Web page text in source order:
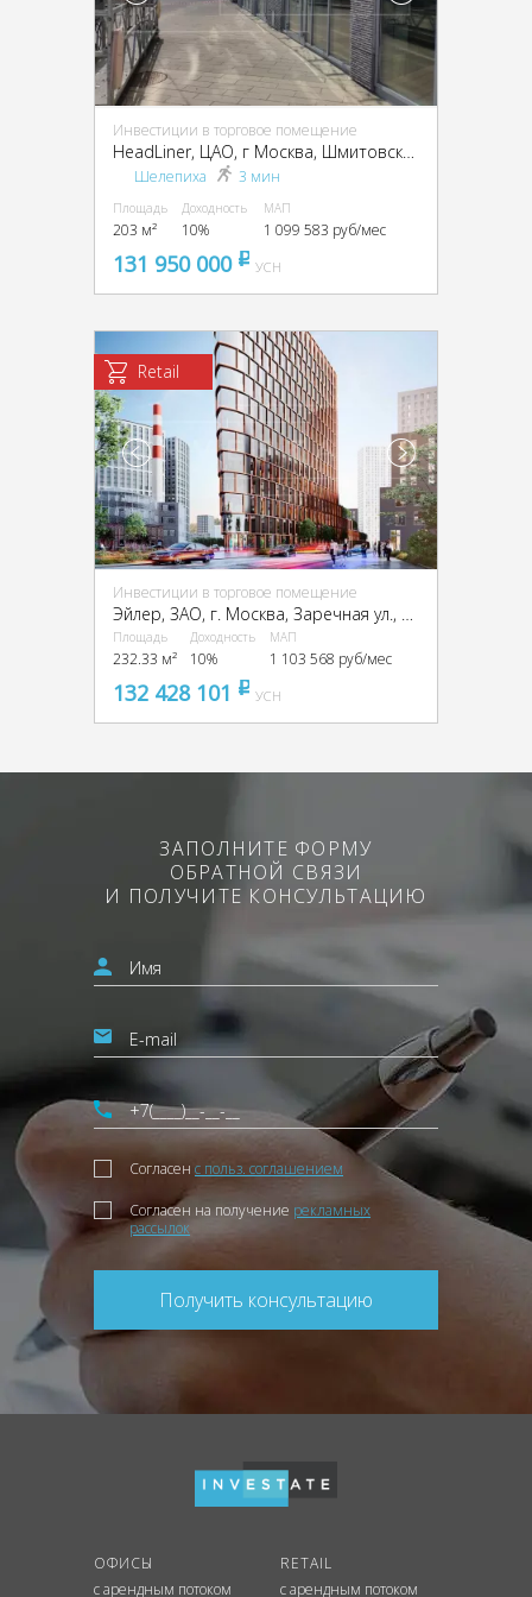
Инвестиции в торговое помещение
Шелепиха 3 мин
Площадь
203 м²
Доходность
10%
МАП
1 099 583 руб/мес
131 950 000 pуб
УСН
Retail
Инвестиции в торговое помещение
Эйлер, ЗАО, г. Москва, Заречная ул., вл6/1
Площадь
232.33 м²
Доходность
10%
МАП
1 103 568 руб/мес
132 428 101 pуб
УСН
ЗАПОЛНИТЕ ФОРМУ
ОБРАТНОЙ СВЯЗИ
И ПОЛУЧИТЕ КОНСУЛЬТАЦИЮ
Согласен с польз. соглашением
Согласен на получение рекламных
рассылок
Получить консультацию
ОФИСЫ
с арендным потоком
RETAIL
с арендным потоком